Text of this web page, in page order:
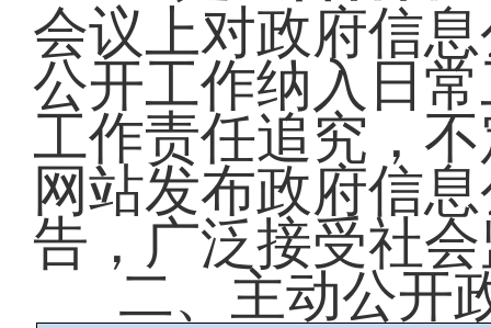
会议上对政府信
公开工作纳入日
工作责任追究，
网站发布政府信
告，广泛接受社
二、主动公开